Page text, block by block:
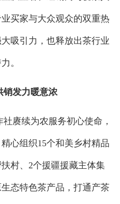
买家与大众观众的双重热
吸引力，也释放出茶行业
。
销发力暖意浓
赓续为农服务初心使命，
心组织15个和美乡村精品
村、2个援疆援藏主体集
态特色茶产品，打通产茶